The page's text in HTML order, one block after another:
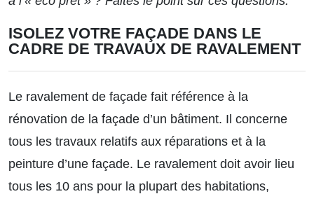
ISOLEZ VOTRE FAÇADE DANS LE
CADRE DE TRAVAUX DE RAVALEMENT
Le ravalement de façade fait référence à la
rénovation de la façade d’un bâtiment. Il concerne
tous les travaux relatifs aux réparations et à la
peinture d’une façade. Le ravalement doit avoir lieu
tous les 10 ans pour la plupart des habitations,